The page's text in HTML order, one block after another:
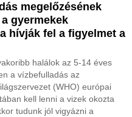
megelőzésének
gyermekek
hívják fel a figyelmet a
halálok az 5-14 éves
a vízbefulladás az
(WHO) európai
kell lenni a vizek okozta
tudunk jól vigyázni a